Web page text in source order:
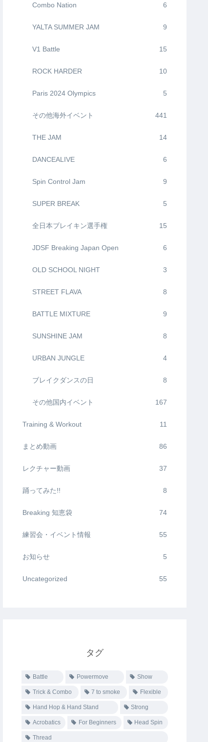
Combo Nation 6
YALTA SUMMER JAM 9
V1 Battle 15
ROCK HARDER 10
Paris 2024 Olympics 5
その他海外イベント 441
THE JAM 14
DANCEALIVE 6
Spin Control Jam 9
SUPER BREAK 5
全日本ブレイキン選手権 15
JDSF Breaking Japan Open 6
OLD SCHOOL NIGHT 3
STREET FLAVA 8
BATTLE MIXTURE 9
SUNSHINE JAM 8
URBAN JUNGLE 4
ブレイクダンスの日 8
その他国内イベント 167
Training & Workout 11
まとめ動画 86
レクチャー動画 37
踊ってみた!! 8
Breaking 知恵袋 74
練習会・イベント情報 55
お知らせ 5
Uncategorized 55
タグ
Battle Powermove Show
Trick & Combo 7 to smoke Flexible
Hand Hop & Hand Stand Strong
Acrobatics For Beginners Head Spin
Thread